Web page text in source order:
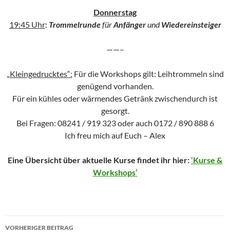
Donnerstag
19:45 Uhr: TrommelrundefürAnfängerundWiedereinsteiger
——–
„Kleingedrucktes“: Für die Workshops gilt: Leihtrommeln sind
genügend vorhanden.
Für ein kühles oder wärmendes Getränk zwischendurch ist
gesorgt.
Bei Fragen: 08241 / 919 323 oder auch 0172 / 890 888 6
Ich freu mich auf Euch – Alex
Eine Übersicht über aktuelle Kurse findet ihr hier:‘Kurse &
Workshops’
Beitragsnavigation
VORHERIGER BEITRAG